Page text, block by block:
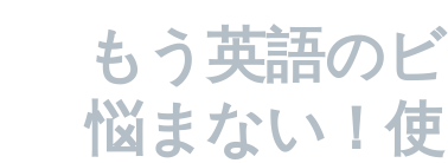
もう英語の
悩まない！